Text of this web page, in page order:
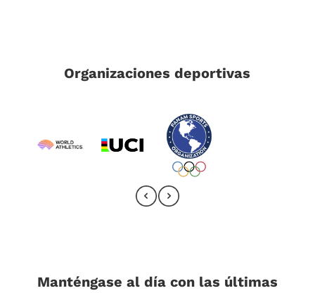
Organizaciones deportivas
Manténgase al día con las últimas